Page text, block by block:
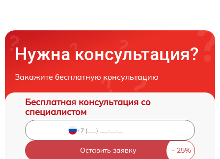
Нужна консультация?
Закажите бесплатную консультацию
Бесплатная консультация со
специалистом
Оставить заявку